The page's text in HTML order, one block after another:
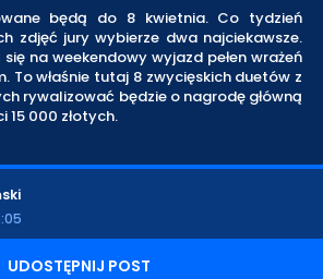
będą do 8 kwietnia. Co tydzień
zdjęć jury wybierze dwa najciekawsze.
na weekendowy wyjazd pełen wrażeń
To właśnie tutaj 8 zwycięskich duetów z
rywalizować będzie o nagrodę główną
15 000 złotych.
UDOSTĘPNIJ POST